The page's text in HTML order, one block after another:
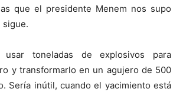
que el presidente Menem nos supo
sigue.
toneladas de explosivos para
y transformarlo en un agujero de 500
Sería inútil, cuando el yacimiento está